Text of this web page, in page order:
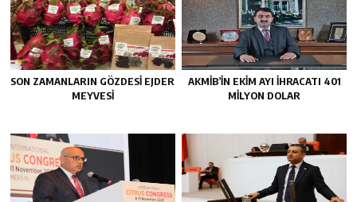
SON ZAMANLARIN GÖZDESİ EJDER
MEYVESİ
AKMİB’İN EKİM AYI İHRACATI 401
MİLYON DOLAR